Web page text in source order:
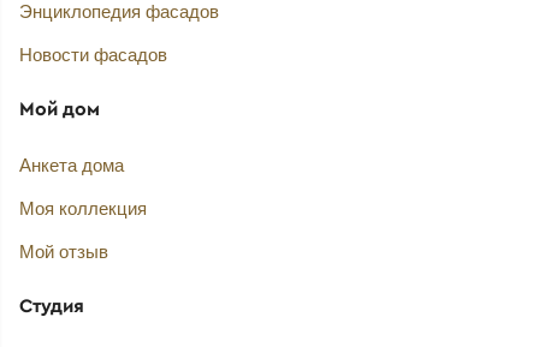
Энциклопедия фасадов
Новости фасадов
Мой дом
Анкета дома
Моя коллекция
Мой отзыв
Студия